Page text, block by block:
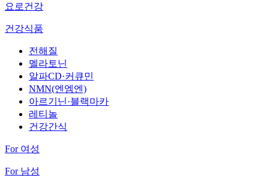
요로건강
건강식품
전해질
멜라토닌
알파CD·커큐민
NMN(엔엠엔)
아르기닌·블랙마카
레티놀
건강간식
For 여성
For 남성